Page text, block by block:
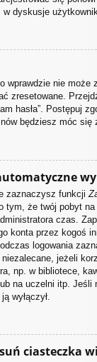
dyskusje
wprawdzie nie może
zresetowane.
hasła”. Postępuj
będziesz móc się
zaznaczysz funkcji
tym, że twój pobyt
czas.
konta przez kogoś
logowania
niezalecane, jeżeli
np. w bibliotece,
na uczelni itp. Jeśli
wyłączył.
ciasteczka